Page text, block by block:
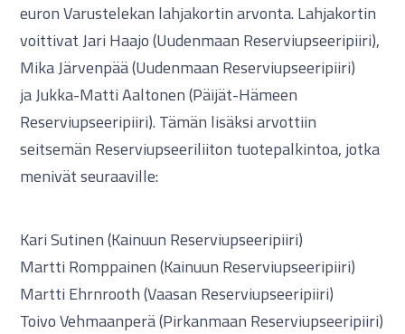
euron Varustelekan lahjakortin arvonta. Lahjakortin
voittivat Jari Haajo (Uudenmaan Reserviupseeripiiri),
Mika Järvenpää (Uudenmaan Reserviupseeripiiri)
ja Jukka-Matti Aaltonen (Päijät-Hämeen
Reserviupseeripiiri). Tämän lisäksi arvottiin
seitsemän Reserviupseeriliiton tuotepalkintoa, jotka
menivät seuraaville:
Kari Sutinen (Kainuun Reserviupseeripiiri)
Martti Romppainen (Kainuun Reserviupseeripiiri)
Martti Ehrnrooth (Vaasan Reserviupseeripiiri)
Toivo Vehmaanperä (Pirkanmaan Reserviupseeripiiri)